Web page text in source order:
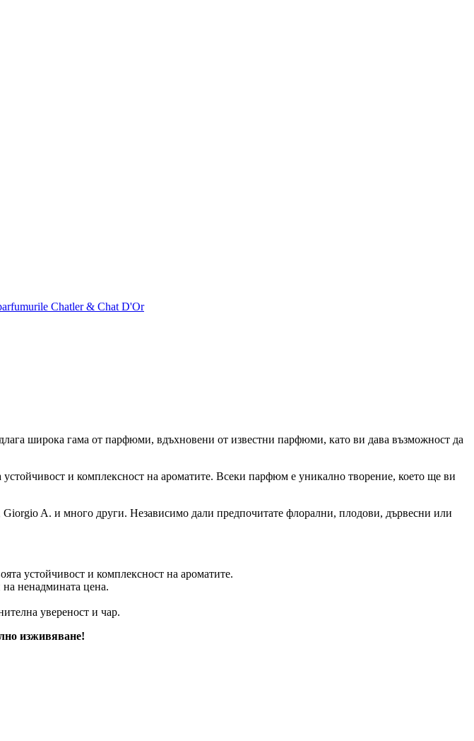
Chatler & Chat D'Or
широка гама от парфюми, вдъхновени от известни парфюми, като ви дава възможност да
и комплексност на ароматите. Всеки парфюм е уникално творение, което ще ви
Giorgio A. и много други. Независимо дали предпочитате флорални, плодови, дървесни или
устойчивост и комплексност на ароматите.
ненадмината цена.
увереност и чар.
изживяване!